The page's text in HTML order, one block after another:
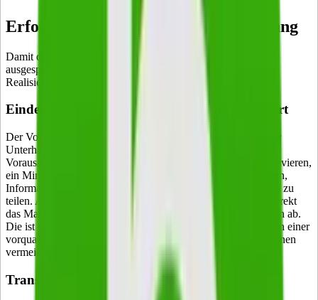
Erfolgsfaktoren bei der Quiz-Erstellung
Damit die Vorteile von Quizzen dann auch vollumfänglich
ausgespielt werden können, sollten bei der Konzeption und
Realisierung bestimmte Aspekte beachtet werden:
Eindeutiger Nutzen und/oder Unterhaltungswert
Der Vorteil für den Teilnehmer – oder zumindest ein gewisser
Unterhaltungswert – muss sofort erkennbar sein. Ohne diese
Voraussetzung wird es sehr schwierig, die Zielgruppe zu motivieren,
ein Mindestmaß an Zeit zu investieren, Fragen zu beantworten,
Informationen zu übermitteln oder den Quiz sogar mit Dritten zu
teilen. Aus dem Nutzen für den Teilnehmer leitet sich dann direkt
das Maß an Individualisierung für die weitere Kommunikation ab.
Die ist eindeutig im Sinne des Teilnehmers, der eben auch von einer
vorqualifizierter Ansprache profitiert und unnötige Informationen
vermeidet.
Transparenz und DSGVO-Konformität